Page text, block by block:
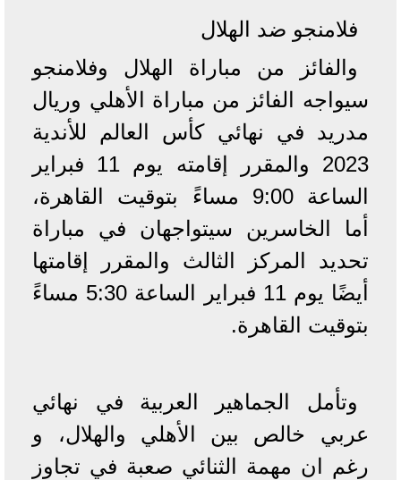
فلامنجو ضد الهلال
والفائز من مباراة الهلال وفلامنجو
سيواجه الفائز من مباراة الأهلي وريال
مدريد في نهائي كأس العالم للأندية
2023 والمقرر إقامته يوم 11 فبراير
الساعة 9:00 مساءً بتوقيت القاهرة،
أما الخاسرين سيتواجهان في مباراة
تحديد المركز الثالث والمقرر إقامتها
أيضًا يوم 11 فبراير الساعة 5:30 مساءً
بتوقيت القاهرة.
وتأمل الجماهير العربية في نهائي
عربي خالص بين الأهلي والهلال، و
رغم ان مهمة الثنائي صعبة في تجاوز